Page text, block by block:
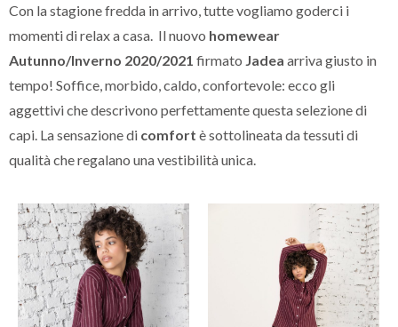
Con la stagione fredda in arrivo, tutte vogliamo goderci i
momenti di relax a casa. Il nuovo homewear
Autunno/Inverno 2020/2021 firmato Jadea arriva giusto in
tempo! Soffice, morbido, caldo, confortevole: ecco gli
aggettivi che descrivono perfettamente questa selezione di
capi. La sensazione di comfort è sottolineata da tessuti di
qualità che regalano una vestibilità unica.